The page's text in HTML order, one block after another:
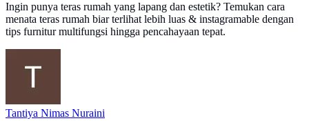
Ingin punya teras rumah yang lapang dan estetik? Temukan cara
menata teras rumah biar terlihat lebih luas & instagramable dengan
tips furnitur multifungsi hingga pencahayaan tepat.
Tantiya Nimas Nuraini